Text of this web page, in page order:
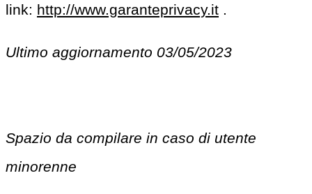
link: http://www.garanteprivacy.it
Ultimo aggiornamento 03/05/2023
Spazio da compilare in caso di utente
minorenne